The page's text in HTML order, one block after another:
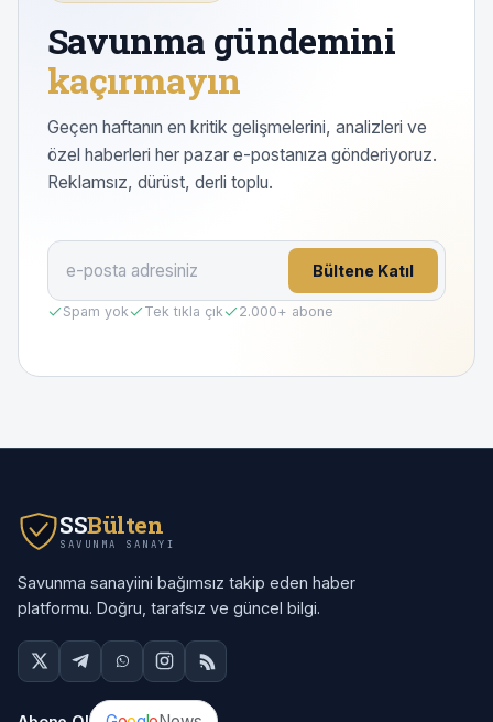
Savunma gündemini
kaçırmayın
Geçen haftanın en kritik gelişmelerini, analizleri ve
özel haberleri her pazar e-postanıza gönderiyoruz.
Reklamsız, dürüst, derli toplu.
Bültene Katıl
Spam yok Tek tıkla çık 2.000+ abone
SSBülten
SAVUNMA SANAYI
Savunma sanayiini bağımsız takip eden haber
platformu. Doğru, tarafsız ve güncel bilgi.